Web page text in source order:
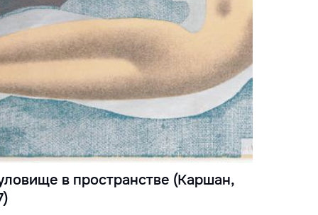
в пространстве (Каршан,